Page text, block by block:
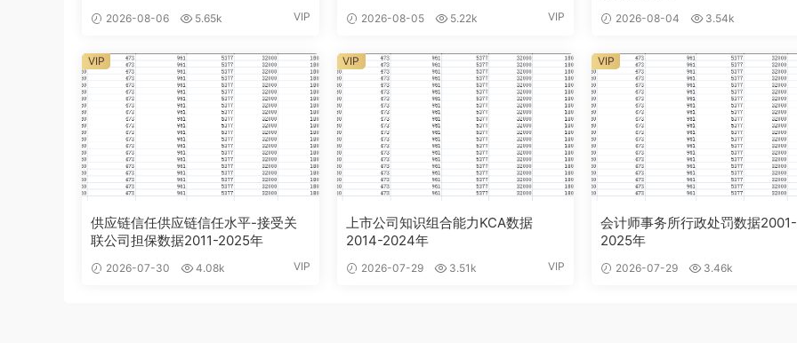
2026-08-06 5.65k VIP 2026-08-05 5.22k VIP 2026-08-04 3.54k
供应链信任供应链信任水平-接受关
联公司担保数据2011-2025年
2026-07-30 4.08k VIP
VIP
上市公司知识组合能力KCA数据
2014-2024年
2026-07-29 3.51k VIP
VIP
会计师事务所行政处罚数据2001-
2025年
2026-07-29 3.46k
VIP